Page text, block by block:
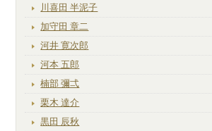
川喜田 半泥子
加守田 章二
河井 寛次郎
河本 五郎
楠部 彌弌
栗木 達介
黒田 辰秋